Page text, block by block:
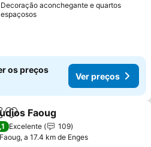
Decoração aconchegante e quartos
espaçosos
os preços
Ver preços
Adicionar aos favoritos
Faoug
Excelente
109
Faoug, a 17.4 km de Enges